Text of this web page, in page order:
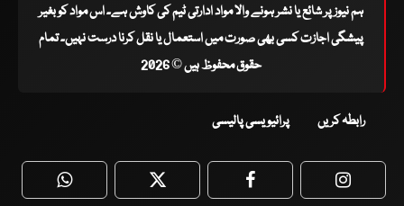
ہم نیوز پر شائع یا نشر ہونے والا مواد ادارتی ٹیم کی کاوش ہے۔ اس مواد کو بغیر
پیشگی اجازت کسی بھی صورت میں استعمال یا نقل کرنا درست نہیں۔ تمام
حقوق محفوظ ہیں © 2026
رابطہ کریں پرائیویسی پالیسی
WhatsApp Twitter Facebook